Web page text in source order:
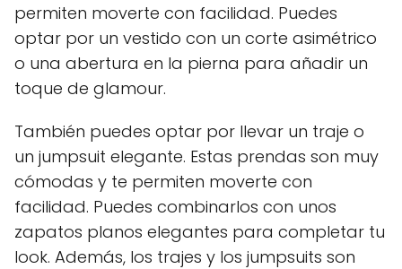
permiten moverte con facilidad. Puedes
optar por un vestido con un corte asimétrico
o una abertura en la pierna para añadir un
toque de glamour.
También puedes optar por llevar un traje o
un jumpsuit elegante. Estas prendas son muy
cómodas y te permiten moverte con
facilidad. Puedes combinarlos con unos
zapatos planos elegantes para completar tu
look. Además, los trajes y los jumpsuits son